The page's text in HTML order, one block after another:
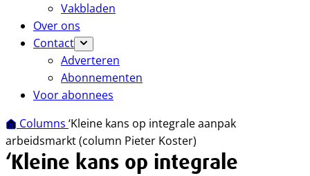
Vakbladen
Over ons
Contact
Adverteren
Abonnementen
Voor abonnees
Columns ‘Kleine kans op integrale aanpak
arbeidsmarkt (column Pieter Koster)
‘Kleine kans op integrale